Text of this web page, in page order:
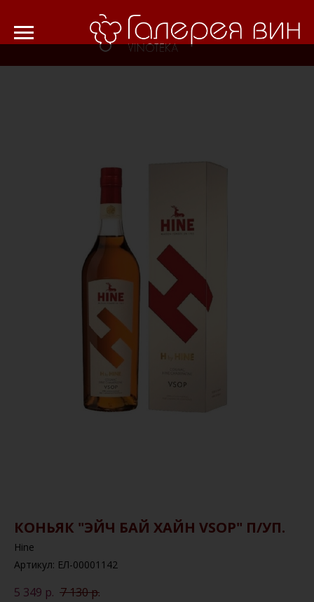
КОНЬЯК "ЭЙЧ БАЙ ХАЙН VSOP" П/УП.
Hine
Артикул: ЕЛ-00001142
5 349 р. 7 130р.